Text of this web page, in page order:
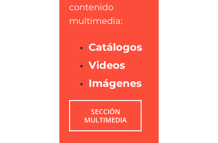
contenido
multimedia:
Catálogos
Videos
Imágenes
SECCIÓN
MULTIMEDIA